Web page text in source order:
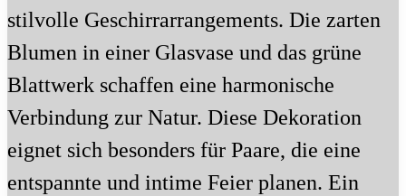
stilvolle Geschirrarrangements. Die zarten
Blumen in einer Glasvase und das grüne
Blattwerk schaffen eine harmonische
Verbindung zur Natur. Diese Dekoration
eignet sich besonders für Paare, die eine
entspannte und intime Feier planen. Ein